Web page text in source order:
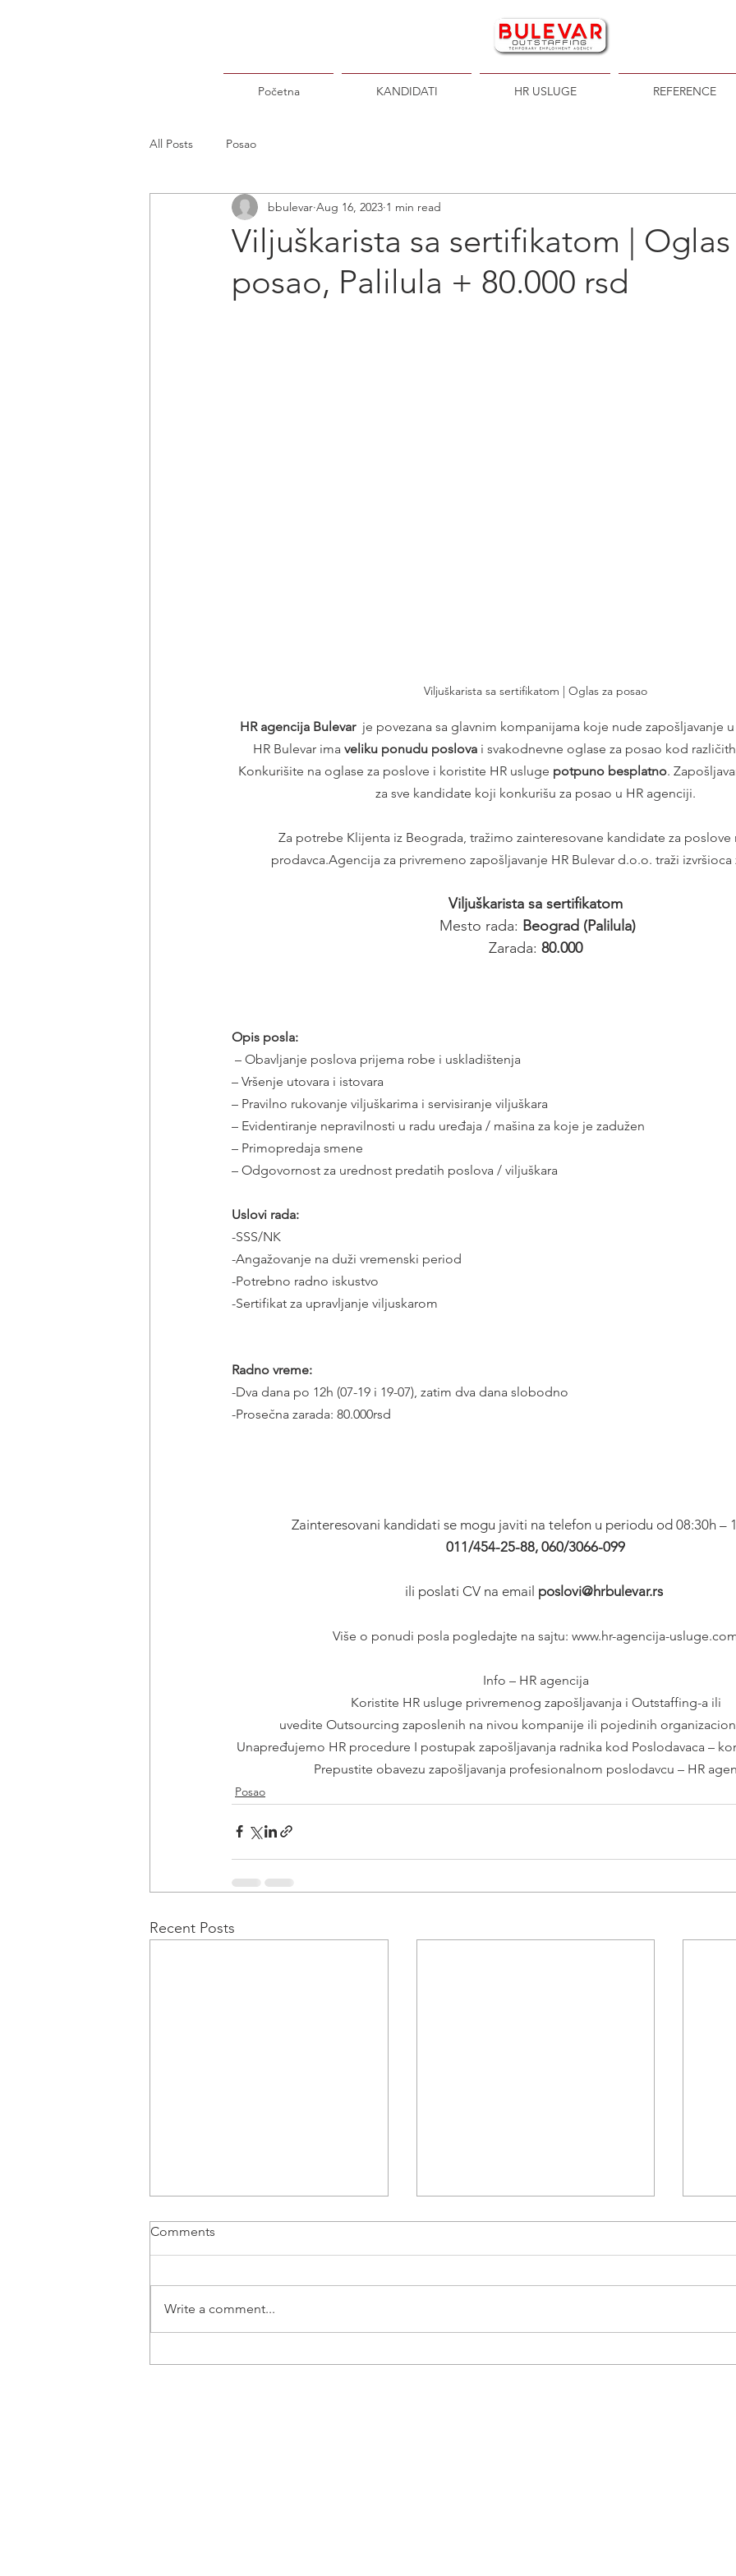
Početna KANDIDATI HR USLUGE REFERENCE
All Posts Posao
Viljuškarista sa sertifikatom | Oglas
posao, Palilula + 80.000 rsd
bbulevar Aug 16, 2023 1 min read
Viljuškarista sa sertifikatom | Oglas za posao
HR agencija Bulevar
je povezana sa glavnim kompanijama koje nude zapošljavanje u
HR Bulevar ima veliku ponudu poslova i svakodnevne oglase za posao kod
Konkurišite na oglase za poslove i koristite HR usluge potpuno besplatno.
za sve kandidate koji konkurišu za posao u HR agenciji.
prodavca.Agencija za privremeno zapošljavanje HR Bulevar d.o.o. traži izvršioca
Viljuškarista sa sertifikatom
Mesto rada: Beograd (Palilula)
Zarada: 80.000
Opis posla:
– Obavljanje poslova prijema robe i uskladištenja
– Vršenje utovara i istovara
– Pravilno rukovanje viljuškarima i servisiranje viljuškara
– Evidentiranje nepravilnosti u radu uređaja / mašina za koje je zadužen
– Primopredaja smene
– Odgovornost za urednost predatih poslova / viljuškara
Uslovi rada:
-SSS/NK
-Angažovanje na duži vremenski period
-Potrebno radno iskustvo
-Sertifikat za upravljanje viljuskarom
Radno vreme:
-Dva dana po 12h (07-19 i 19-07), zatim dva dana slobodno
-Prosečna zarada: 80.000rsd
Zainteresovani kandidati se mogu javiti na telefon u periodu od 08:30h –
011/454-25-88, 060/3066-099
ili poslati CV na email poslovi@hrbulevar.rs
Više o ponudi posla pogledajte na sajtu: www.hr-agencija-
Info – HR agencija
Koristite HR usluge privremenog zapošljavanja i Outstaffing-a ili
uvedite Outsourcing zaposlenih na nivou kompanije ili pojedinih
Unapređujemo HR procedure I postupak zapošljavanja radnika kod Poslodavaca –
Prepustite obavezu zapošljavanja profesionalnom poslodavcu – HR
Posao
Recent Posts
Comments
Write a comment...